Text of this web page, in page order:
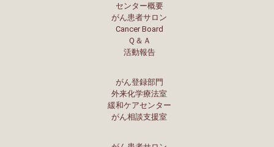
センター概要
がん患者サロン
Cancer Board
Ｑ＆Ａ
活動報告
がん登録部門
外来化学療法室
緩和ケアセンター
がん相談支援室